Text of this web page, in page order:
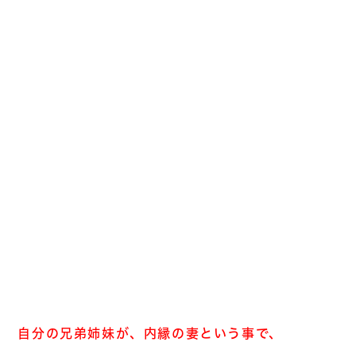
自分の兄弟姉妹が、内縁の妻という事で、